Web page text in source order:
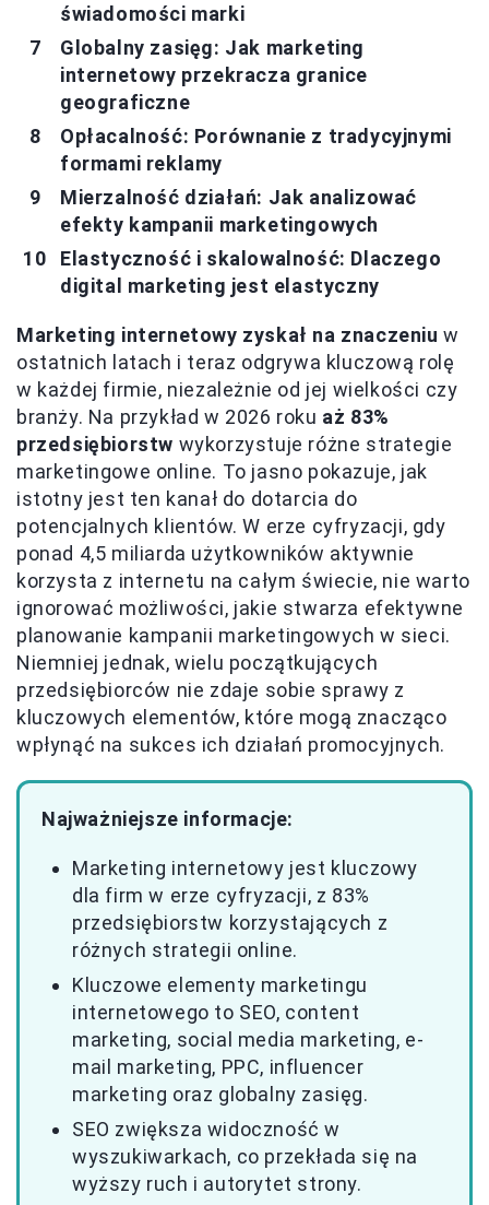
świadomości marki
Globalny zasięg: Jak marketing
internetowy przekracza granice
geograficzne
Opłacalność: Porównanie z tradycyjnymi
formami reklamy
Mierzalność działań: Jak analizować
efekty kampanii marketingowych
Elastyczność i skalowalność: Dlaczego
digital marketing jest elastyczny
Marketing internetowy zyskał na znaczeniu w
ostatnich latach i teraz odgrywa kluczową rolę
w każdej firmie, niezależnie od jej wielkości czy
branży. Na przykład w 2026 roku aż 83%
przedsiębiorstw wykorzystuje różne strategie
marketingowe online. To jasno pokazuje, jak
istotny jest ten kanał do dotarcia do
potencjalnych klientów. W erze cyfryzacji, gdy
ponad 4,5 miliarda użytkowników aktywnie
korzysta z internetu na całym świecie, nie warto
ignorować możliwości, jakie stwarza efektywne
planowanie kampanii marketingowych w sieci.
Niemniej jednak, wielu początkujących
przedsiębiorców nie zdaje sobie sprawy z
kluczowych elementów, które mogą znacząco
wpłynąć na sukces ich działań promocyjnych.
Najważniejsze informacje:
Marketing internetowy jest kluczowy
dla firm w erze cyfryzacji, z 83%
przedsiębiorstw korzystających z
różnych strategii online.
Kluczowe elementy marketingu
internetowego to SEO, content
marketing, social media marketing, e-
mail marketing, PPC, influencer
marketing oraz globalny zasięg.
SEO zwiększa widoczność w
wyszukiwarkach, co przekłada się na
wyższy ruch i autorytet strony.